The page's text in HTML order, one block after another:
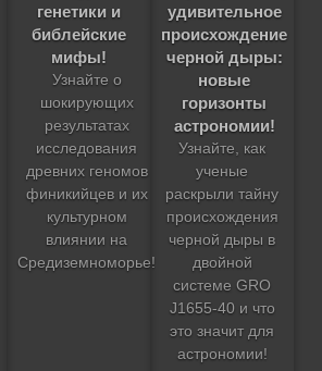
генетики и
библейские
мифы!
Узнайте о
шокирующих
результатах
исследования
древних геномов
финикийцев и их
культурном
влиянии на
Средиземноморье!
удивительное
происхождение
черной дыры:
новые
горизонты
астрономии!
Узнайте, как
ученые
раскрыли тайну
происхождения
черной дыры в
двойной
системе GRO
J1655-40 и что
это значит для
астрономии!